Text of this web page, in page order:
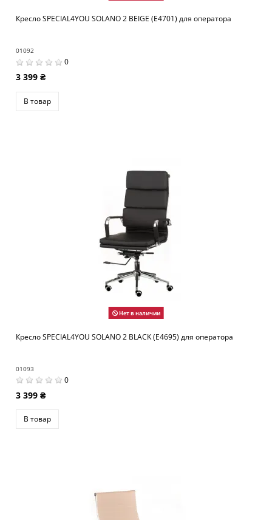
Кресло SPECIAL4YOU SOLANO 2 BEIGE (E4701) для оператора
01092
0
3 399 ₴
В товар
Нет в наличии
Кресло SPECIAL4YOU SOLANO 2 BLACK (E4695) для оператора
01093
0
3 399 ₴
В товар